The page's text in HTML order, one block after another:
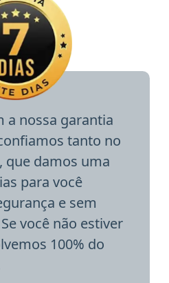
a nossa garantia
tanto no
que damos uma
para você
e sem
você não estiver
100% do